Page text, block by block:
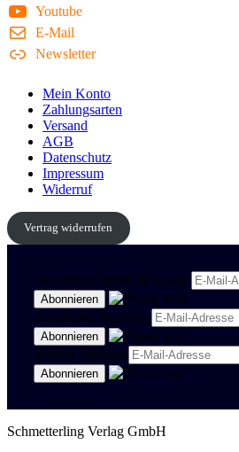
Youtube
E-Mail
Newsletter
Mein Konto
Zahlungsarten
Versand
AGB
Datenschutz
Impressum
Widerruf
Vertrag widerrufen
Newsletter Politik & Kultur
Newsletter Spanisch
Region Stuttgart
Schmetterling Verlag GmbH